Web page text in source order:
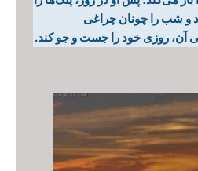
و شب را چونان چراغی
آن، روزی خود را جست و جو کند.